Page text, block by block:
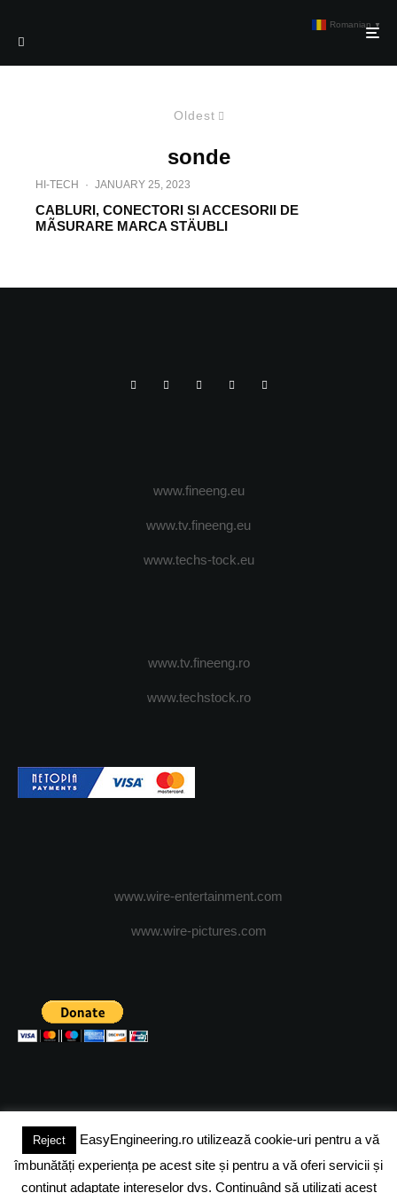
Oldest
sonde
HI-TECH · JANUARY 25, 2023
CABLURI, CONECTORI SI ACCESORII DE
MÃSURARE MARCA STÄUBLI
www.fineeng.eu
www.tv.fineeng.eu
www.techs-tock.eu
www.tv.fineeng.ro
www.techstock.ro
www.wire-entertainment.com
www.wire-pictures.com
(c) 2024 - FineEngineeringMagazine. All rights reserved.
DESPRE NOI ADVERTISING JOBS DESPRE COOKIES
Reject
EasyEngineering.ro utilizează cookie-uri pentru a vă
îmbunătăți experiența pe acest site și pentru a vă oferi servicii și
conținut adaptate intereselor dvs. Continuând să utilizați acest
Romanian ▼